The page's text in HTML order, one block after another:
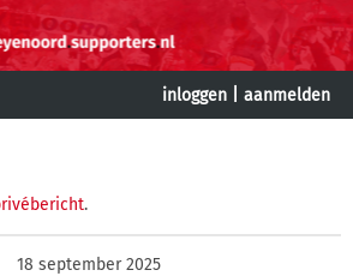
inloggen aanmelden
.
18 september 2025